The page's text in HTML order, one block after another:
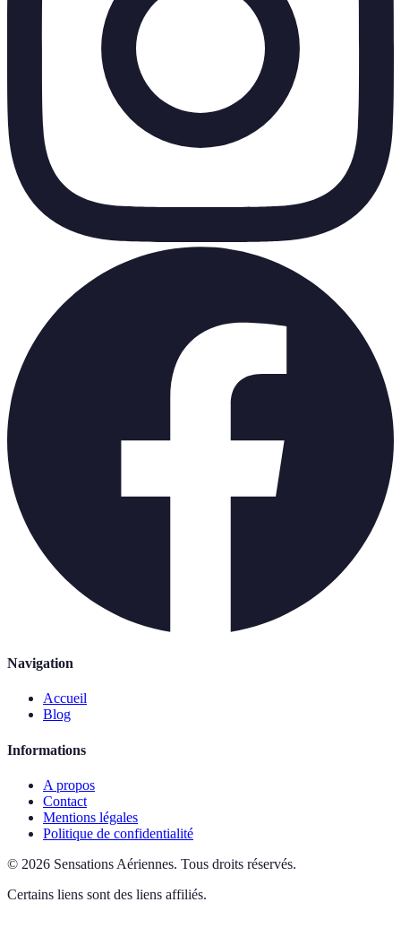
Navigation
Accueil
Blog
Informations
A propos
Contact
Mentions légales
Politique de confidentialité
© 2026 Sensations Aériennes. Tous droits réservés.
Certains liens sont des liens affiliés.